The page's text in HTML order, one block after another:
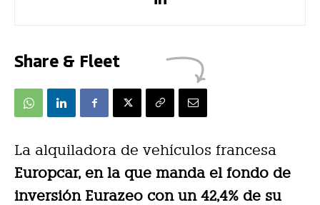
Share & Fleet
La alquiladora de vehículos francesa
Europcar, en la que manda el fondo de
inversión Eurazeo con un 42,4% de su